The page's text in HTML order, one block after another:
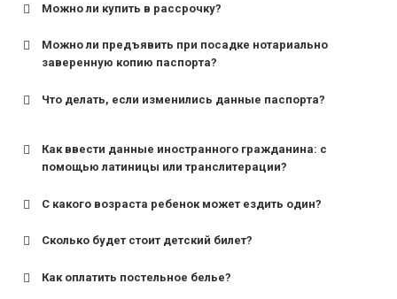
Можно ли купить в рассрочку?
Можно ли предъявить при посадке нотариально
заверенную копию паспорта?
Что делать, если изменились данные паспорта?
Как ввести данные иностранного гражданина: с
помощью латиницы или транслитерации?
С какого возраста ребенок может ездить один?
для поездов дальнего следования — от 10 лет и
Сколько будет стоит детский билет?
Как оплатить постельное белье?